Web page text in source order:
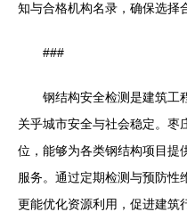
知与合格机构名录，确保选择
###
钢结构安全检测是建筑工
关乎城市安全与社会稳定。枣
位，能够为各类钢结构项目提
服务。通过定期检测与预防性
更能优化资源利用，促进建筑